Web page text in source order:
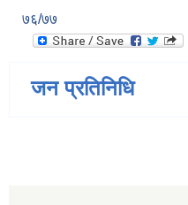
७६/७७
जन प्रतिनिधि